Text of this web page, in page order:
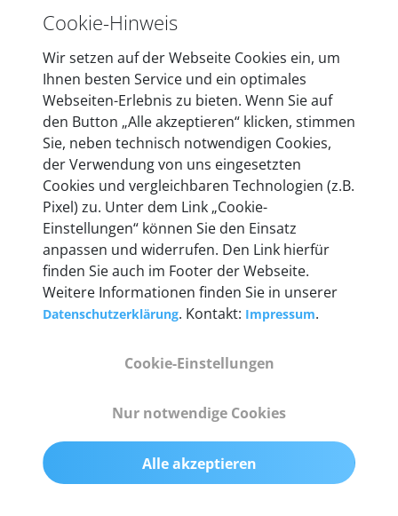
In den Kfz-Diagnosegeräten von autoaid stecken
entwickeln wir unsere Produkte am Standort in
Berlin laufend weiter. Auf diese Qualität vertrauen
heute mehr als 60.000 Privatkunden und
Unternehmen.
Technische Details &
Lieferumfang
55 mm x 25 mm x 12 mm
200 g
Cookie-Hinweis
Wir setzen auf der Webseite Cookies ein, um
Ihnen besten Service und ein optimales
Webseiten-Erlebnis zu bieten. Wenn Sie auf
den Button „Alle akzeptieren“ klicken, stimmen
Sie, neben technisch notwendigen Cookies,
der Verwendung von uns eingesetzten
Cookies und vergleichbaren Technologien (z.B.
Pixel) zu. Unter dem Link „Cookie-
Einstellungen“ können Sie den Einsatz
anpassen und widerrufen. Den Link hierfür
finden Sie auch im Footer der Webseite.
Weitere Informationen finden Sie in unserer
Datenschutzerklärung. Kontakt: Impressum.
Cookie-Einstellungen
Nur notwendige Cookies
Alle akzeptieren